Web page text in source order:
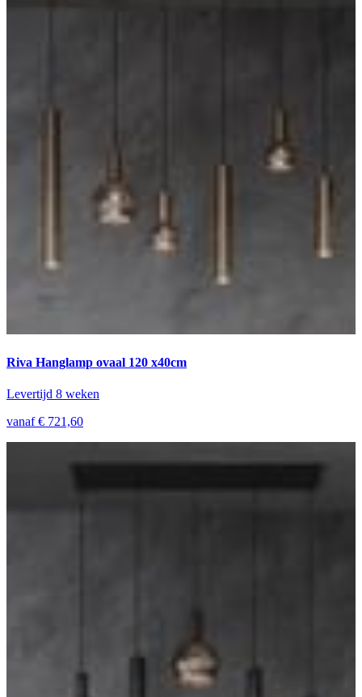
Riva Hanglamp ovaal 120 x40cm
Levertijd 8 weken
vanaf € 721,60